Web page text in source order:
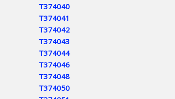
T374040
T374041
T374042
T374043
T374044
T374046
T374048
T374050